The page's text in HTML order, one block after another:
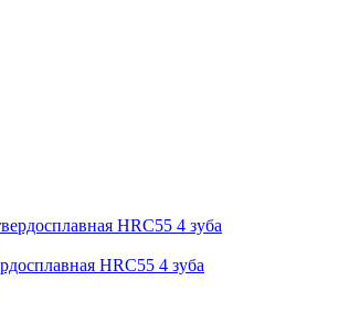
HRC55 4 зуба